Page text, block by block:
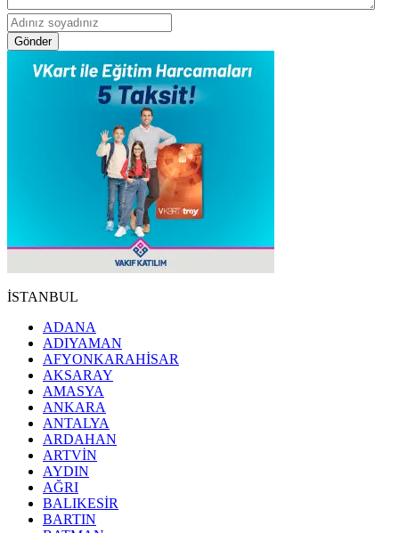
Gönder
İSTANBUL
ADANA
ADIYAMAN
AFYONKARAHİSAR
AKSARAY
AMASYA
ANKARA
ANTALYA
ARDAHAN
ARTVİN
AYDIN
AĞRI
BALIKESİR
BARTIN